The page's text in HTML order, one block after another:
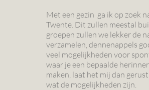
Met een gezin ga ik op zoek
Twente. Dit zullen meestal
groepen zullen we lekker de
verzamelen, dennenappels
veel mogelijkheden voor
waar je een bepaalde
maken, laat het mij dan
wat de mogelijkheden zijn.